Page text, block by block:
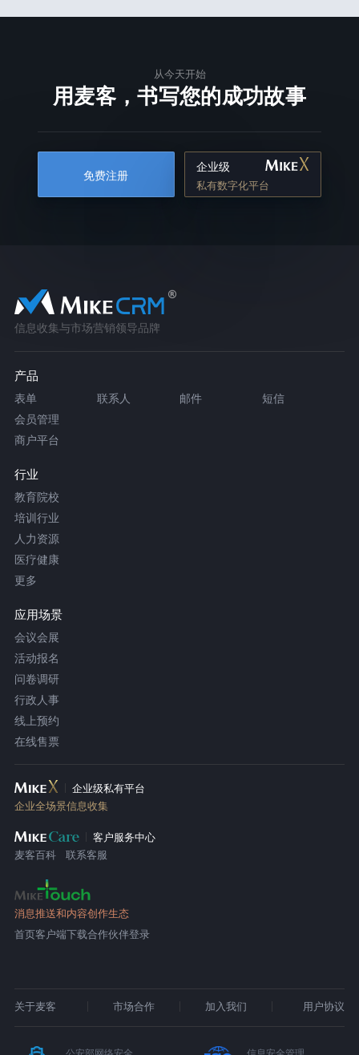
从今天开始
用麦客，书写您的成功故事
免费注册
企业级
私有数字化平台
信息收集与市场营销领导品牌
产品
表单 联系人 邮件
短信
会员管理
商户平台
行业
教育院校
培训行业
人力资源
医疗健康
更多
应用场景
会议会展
活动报名
问卷调研
行政人事
线上预约
在线售票
企业级私有平台
企业全场景信息收集
客户服务中心
麦客百科
联系客服
消息推送和内容创作生态
首页客户端下载合作伙伴登录
关于麦客 市场合作 加入我们 用户协议